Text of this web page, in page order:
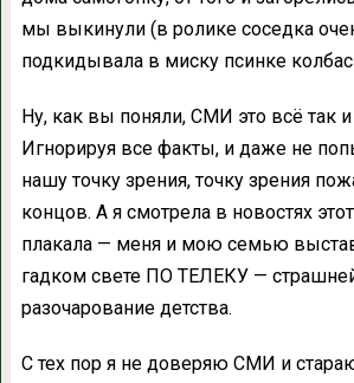
мы выкинули (в ролике соседка
подкидывала в миску псинке
Ну, как вы поняли, СМИ это всё так
Игнорируя все факты, и даже не
нашу точку зрения, точку зрения
концов. А я смотрела в новостях
плакала — меня и мою семью
гадком свете ПО ТЕЛЕКУ —
разочарование детства.
С тех пор я не доверяю СМИ и